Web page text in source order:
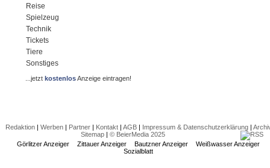
Reise
Spielzeug
Technik
Tickets
Tiere
Sonstiges
...jetztkostenlosAnzeige eintragen!
Redaktion| Werben| Partner| Kontakt| AGB| Impressum & Datenschutzerklärung|
Sitemap| © BeierMedia 2025
Görlitzer Anzeiger
Zittauer Anzeiger Bautzner Anzeiger
Weißwasser Anzeiger
Sozialblatt